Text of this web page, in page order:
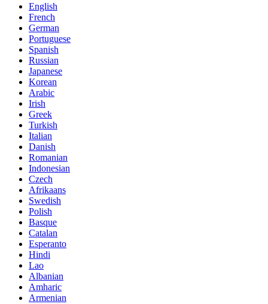
English
French
German
Portuguese
Spanish
Russian
Japanese
Korean
Arabic
Irish
Greek
Turkish
Italian
Danish
Romanian
Indonesian
Czech
Afrikaans
Swedish
Polish
Basque
Catalan
Esperanto
Hindi
Lao
Albanian
Amharic
Armenian